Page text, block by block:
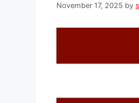
November 17, 2025 by